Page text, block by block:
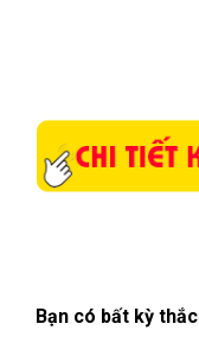
Bạn có bất kỳ